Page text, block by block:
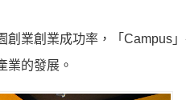
創業創業成功率，「Campus
業的發展。